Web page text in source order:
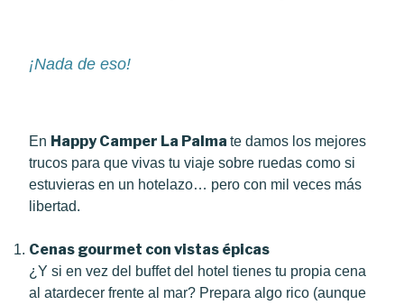
¡Nada de eso!
En Happy Camper La Palma te damos los mejores
trucos para que vivas tu viaje sobre ruedas como si
estuvieras en un hotelazo… pero con mil veces más
libertad.
Cenas gourmet con vistas épicas
¿Y si en vez del buffet del hotel tienes tu propia cena
al atardecer frente al mar? Prepara algo rico (aunque